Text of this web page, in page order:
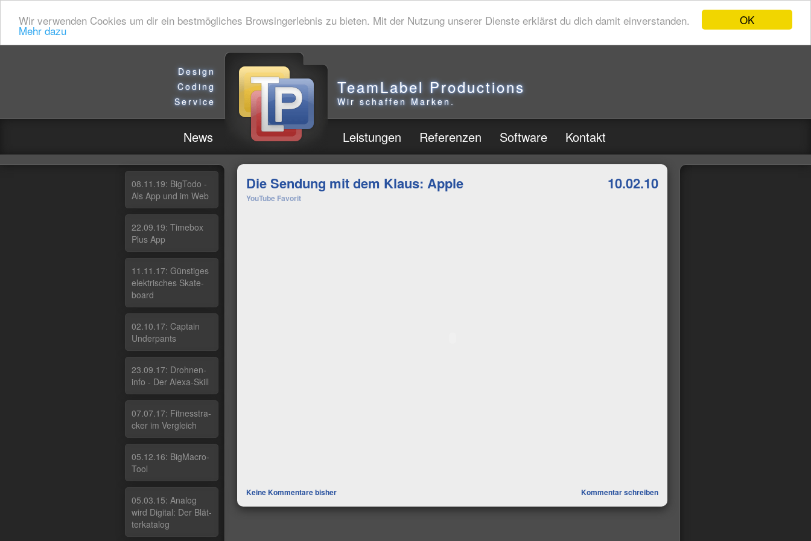
OK
Wir verwenden Cookies um dir ein bestmögliches Browsingerlebnis zu bieten. Mit der Nutzung unserer Dienste erklärst du dich damit einverstanden.
Mehr dazu
Design
Coding
Service
TeamLabel Productions
Wir schaffen Marken.
News Leistungen Referenzen Software Kontakt
08.11.19: Big­To­do -
Als App und im Web
22.09.19: Ti­me­box
Plus App
11.11.17: Güns­ti­ges
elek­tri­sches Ska­te­
board
02.10.17: Cap­tain
Un­der­pants
23.09.17: Droh­nen­
in­fo - Der Ale­xa-Skill
07.07.17: Fit­nes­stra­
cker im Ver­g­leich
05.12.16: Big­Macro­
Tool
05.03.15: Ana­log
wird Di­gi­tal: Der Blät­
ter­ka­ta­log
10.02.10
Die Sendung mit dem Klaus: Apple
YouTube Favorit
Keine Kommentare bisher Kommentar schreiben